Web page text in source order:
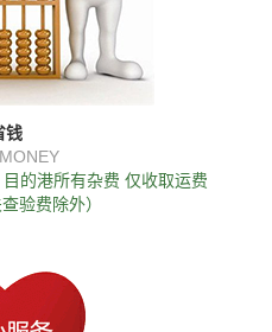
钱
的港所有杂费 仅收取运费
验费除外）